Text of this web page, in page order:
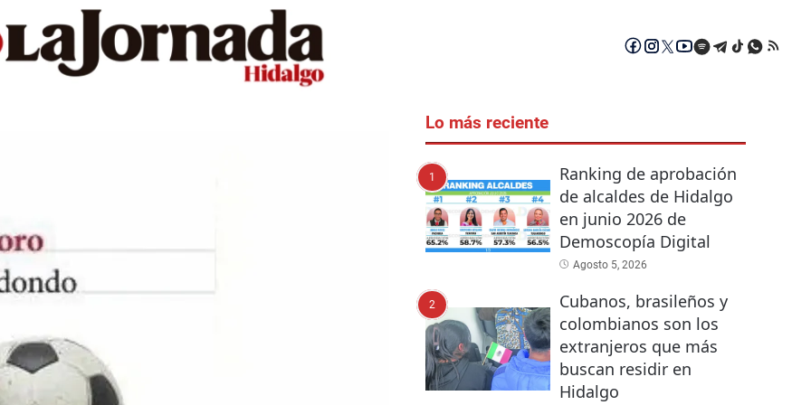
Lo más reciente
1
Ranking de aprobación
de alcaldes de Hidalgo
en junio 2026 de
Demoscopía Digital
Agosto 5, 2026
2
Cubanos, brasileños y
colombianos son los
extranjeros que más
buscan residir en
Hidalgo